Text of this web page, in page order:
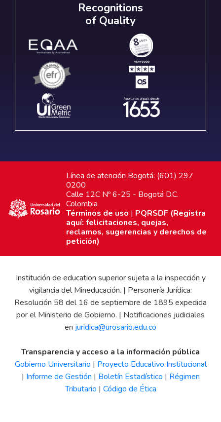
Recognitions
of Quality
Línea de atención Bogotá: (601) 297
0200
Calle 12C Nº 6-25 - Bogotá D.C.
Colombia
Términos de uso | PQRSDF (Registra
aquí: felicitaciones, quejas,
reclamos, sugerencias y derechos de
petición)
Institución de education superior sujeta a la inspección y
vigilancia del Mineducación. | Personería Jurídica:
Resolución 58 del 16 de septiembre de 1895 expedida
por el Ministerio de Gobierno. | Notificaciones judiciales
en juridica@urosario.edu.co
Transparencia y acceso a la información pública
Gobierno Universitario | Proyecto Educativo Institucional
| Informe de Gestión | Boletín Estadístico | Régimen
Tributario | Código de Ética